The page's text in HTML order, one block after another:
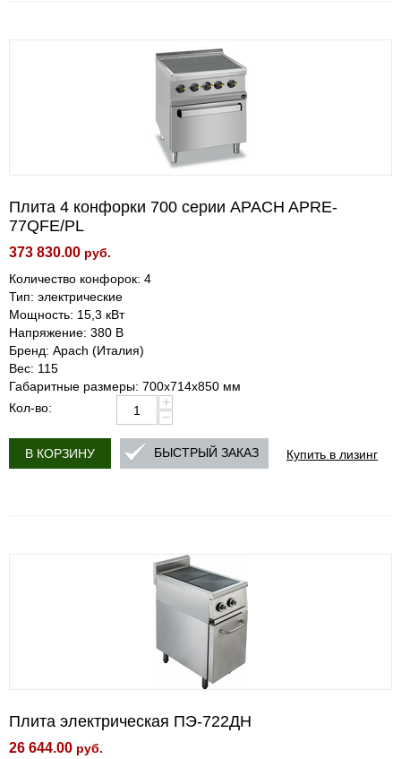
Плита 4 конфорки 700 серии APACH APRE-
77QFE/PL
373 830.00 руб.
Количество конфорок: 4
Тип: электрические
Мощность: 15,3 кВт
Напряжение: 380 В
Бренд: Apach (Италия)
Вес: 115
Габаритные размеры: 700х714х850 мм
Кол-во:
+
−
В КОРЗИНУ Купить в лизинг
БЫСТРЫЙ ЗАКАЗ
Плита электрическая ПЭ-722ДН
26 644.00 руб.